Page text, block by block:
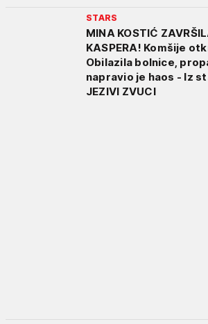
STARS
MINA KOSTIĆ
KASPERA! Komšije
Obilazila bolnice,
napravio je haos - Iz
JEZIVI ZVUCI